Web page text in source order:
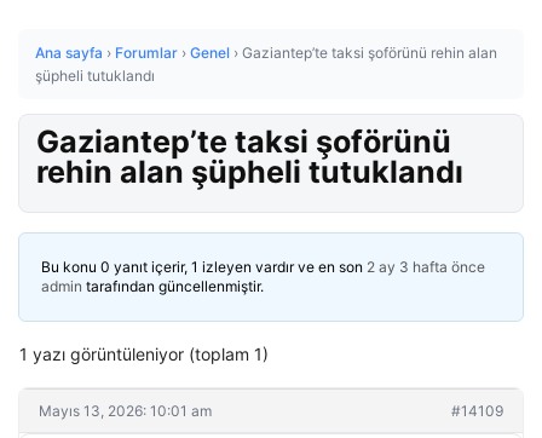
Ana sayfa › Forumlar › Genel › Gaziantep’te taksi şoförünü rehin alan
şüpheli tutuklandı
Gaziantep’te taksi şoförünü
rehin alan şüpheli tutuklandı
Bu konu 0 yanıt içerir, 1 izleyen vardır ve en son 2 ay 3 hafta önce
admin tarafından güncellenmiştir.
1 yazı görüntüleniyor (toplam 1)
Mayıs 13, 2026: 10:01 am #14109